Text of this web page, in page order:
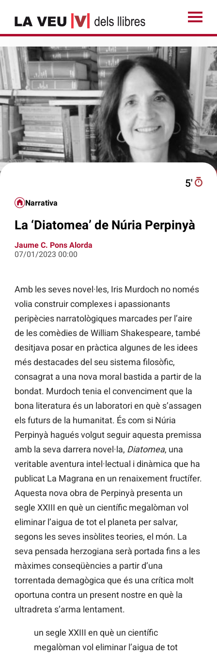
5′
Narrativa
La ‘Diatomea’ de Núria Perpinyà
Jaume C. Pons Alorda
07/01/2023 00:00
Amb les seves novel·les, Iris Murdoch no només
volia construir complexes i apassionants
peripècies narratològiques marcades per l’aire
de les comèdies de William Shakespeare, també
desitjava posar en pràctica algunes de les idees
més destacades del seu sistema filosòfic,
consagrat a una nova moral bastida a partir de la
bondat. Murdoch tenia el convenciment que la
bona literatura és un laboratori en què s’assagen
els futurs de la humanitat. És com si Núria
Perpinyà hagués volgut seguir aquesta premissa
amb la seva darrera novel·la, Diatomea, una
veritable aventura intel·lectual i dinàmica que ha
publicat La Magrana en un renaixement fructífer.
Aquesta nova obra de Perpinyà presenta un
segle XXIII en què un científic megalòman vol
eliminar l’aigua de tot el planeta per salvar,
segons les seves insòlites teories, el món. La
seva pensada herzogiana serà portada fins a les
màximes conseqüències a partir d’una
torrentada demagògica que és una crítica molt
oportuna contra un present nostre en què la
ultradreta s’arma lentament.
un segle XXIII en què un científic
megalòman vol eliminar l’aigua de tot